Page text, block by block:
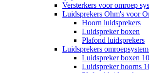
Versterkers voor omroep
Luidsprekers Ohm's voor
Hoorn luidsprekers
Luidspreker boxen
Plafond luidsprekers
Luidsprekers
Luidspreker boxen
Luidspreker hoorns